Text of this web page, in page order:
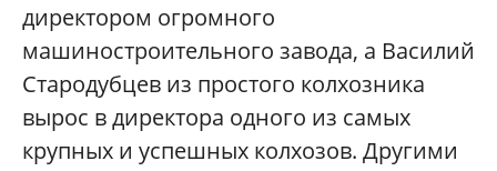
директором огромного
машиностроительного завода, а Василий
Стародубцев из простого колхозника
вырос в директора одного из самых
крупных и успешных колхозов. Другими